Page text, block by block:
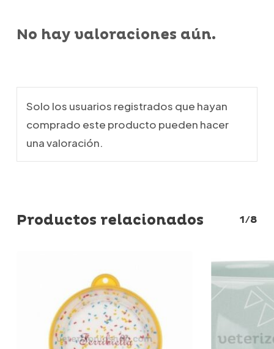
No hay valoraciones aún.
Solo los usuarios registrados que hayan
comprado este producto pueden hacer
una valoración.
Productos relacionados 1/8